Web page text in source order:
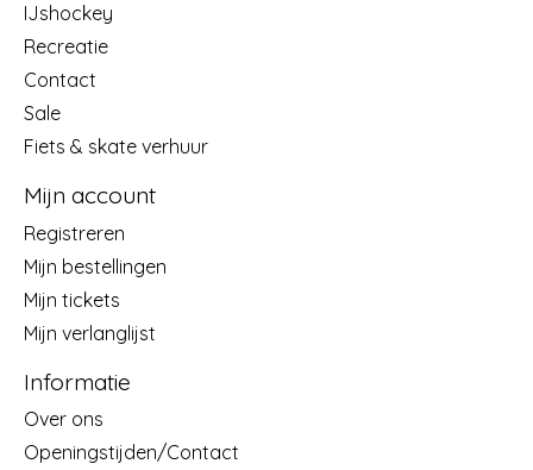
IJshockey
Recreatie
Contact
Sale
Fiets & skate verhuur
Mijn account
Registreren
Mijn bestellingen
Mijn tickets
Mijn verlanglijst
Informatie
Over ons
Openingstijden/Contact